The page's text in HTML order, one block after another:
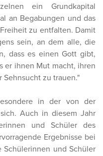
ein Grundkapital
an Begabungen und das
zu entfalten. Damit
sein, an dem alle, die
dass es einen Gott gibt,
er ihnen Mut macht, ihren
zu trauen."
in der von der
Auch in diesem Jahr
und Schüler des
Ergebnisse bei
Schülerinnen und Schüler